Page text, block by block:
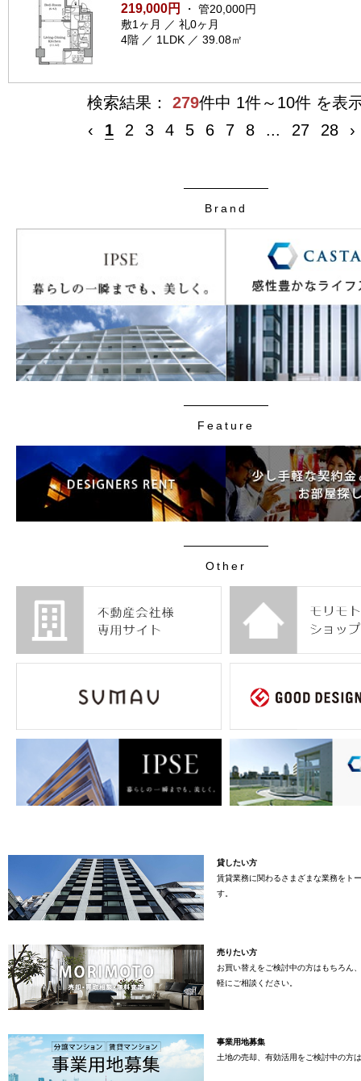
219,000円
・ 管20,000円
敷1ヶ月 ／ 礼0ヶ月
4階 ／ 1LDK ／ 39.08㎡
検索結果： 279件中 1件～10件 を表
‹
1 2 3 4 5 6 7 8 ... 27 28 ›
Brand
Feature
Other
貸したい方
賃貸業務に関わるさまざまな業務をト
す。
売りたい方
お買い替えをご検討中の方はもちろん
軽にご相談ください。
事業用地募集
土地の売却、有効活用をご検討中の方